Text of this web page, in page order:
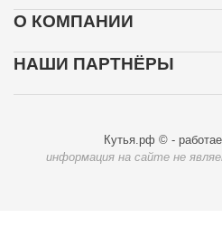
О КОМПАНИИ
НАШИ ПАРТНЁРЫ
Кутья.рф © -
информация на сайте не